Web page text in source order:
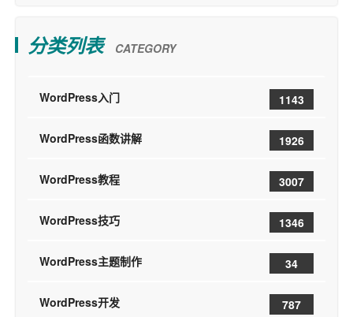
分类列表 CATEGORY
WordPress入门 1143
WordPress函数讲解 1926
WordPress教程 3007
WordPress技巧 1346
WordPress主题制作 34
WordPress开发 787